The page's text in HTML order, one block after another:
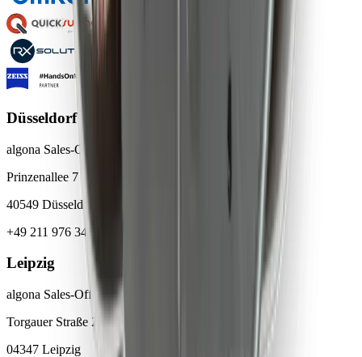
Düsseldorf
algona Sales-Office Düsseldorf
Prinzenallee 7
40549 Düsseldorf
+49 211 976 342 83
Leipzig
algona Sales-Office Leipzig
Torgauer Straße 231-233
04347 Leipzig